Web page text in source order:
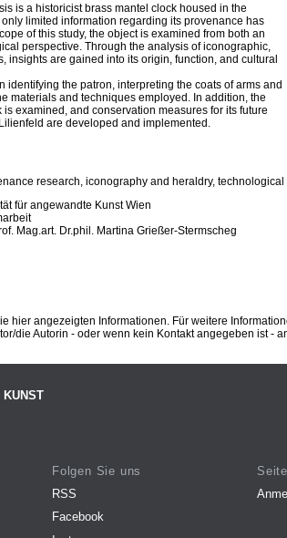
is a historicist brass mantel clock housed in the
limited information regarding its provenance has
of this study, the object is examined from both an
perspective. Through the analysis of iconographic,
insights are gained into its origin, function, and cultural
identifying the patron, interpreting the coats of arms and
materials and techniques employed. In addition, the
is examined, and conservation measures for its future
are developed and implemented.
research, iconography and heraldry,
für angewandte Kunst Wien
Mag.art. Dr.phil. Martina Grießer-Stermscheg
hier angezeigten Informationen. Für weitere
die Autorin - oder wenn kein Kontakt angegeben ist -
KUNST
Folgen Sie uns
RSS
Facebook